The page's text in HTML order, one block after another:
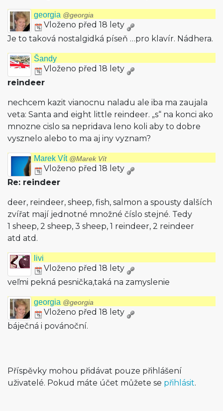
georgia @georgia
Vloženo před 18 lety
Je to taková nostalgidká píseň …pro klavír. Nádhera.
Šandy
Vloženo před 18 lety
reindeer
nechcem kazit vianocnu naladu ale iba ma zaujala
veta: Santa and eight little reindeer. „s“ na konci ako
mnozne cislo sa nepridava leno koli aby to dobre
vysznelo alebo to ma aj iny vyznam?
Marek Vít @Marek Vít
Vloženo před 18 lety
Re: reindeer
deer, reindeer, sheep, fish, salmon a spousty dalších
zvířat mají jednotné množné číslo stejné. Tedy
1 sheep, 2 sheep, 3 sheep, 1 reindeer, 2 reindeer
atd atd.
livi
Vloženo před 18 lety
veľmi pekná pesnička,taká na zamyslenie
georgia @georgia
Vloženo před 18 lety
báječná i povánoční.
Příspěvky mohou přidávat pouze přihlášení
uživatelé. Pokud máte účet můžete se přihlásit.